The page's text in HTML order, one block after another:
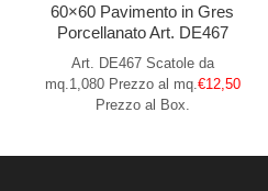
60×60 Pavimento in Gres
Porcellanato Art. DE467
Art. DE467 Scatole da
mq.1,080 Prezzo al mq. €12,50
Prezzo al Box.